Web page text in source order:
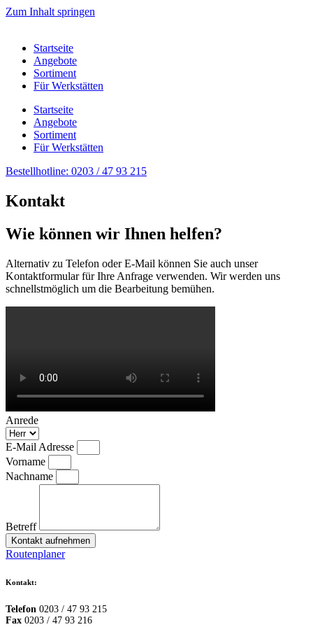
Zum Inhalt springen
Startseite
Angebote
Sortiment
Für Werkstätten
Startseite
Angebote
Sortiment
Für Werkstätten
Bestellhotline: 0203 / 47 93 215
Kontakt
Wie können wir Ihnen helfen?​
Alternativ zu Telefon oder E-Mail können Sie auch unser
Kontaktformular für Ihre Anfrage verwenden. Wir werden uns
schnellstmöglich um die Bearbeitung bemühen.
Anrede
E-Mail Adresse
Vorname
Nachname
Betreff
Kontakt aufnehmen
Routenplaner
Kontakt:
Telefon 0203 / 47 93 215
Fax 0203 / 47 93 216